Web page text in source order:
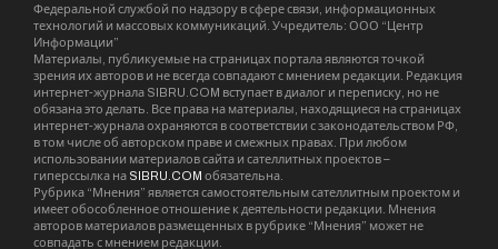
Федеральной службой по надзору в сфере связи, информационных
технологий и массовых коммуникаций. Учредитель: ООО “Центр
Информации”
Материалы, публикуемые на страницах портала являются точкой
зрения их авторов и не всегда совпадают с мнением редакции. Редакция
интернет-журнала SIBRU.COM вступает в диалог и переписку, но не
обязана это делать. Все права на материалы, находящиеся на страницах
интернет-журнала охраняются в соответствии с законодательством РФ,
в том числе об авторском праве и смежных правах. При любом
использовании материалов сайта и сателлитных проектов –
гиперссылка на SIBRU.COM обязательна.
Рубрика “Мнения” является самостоятельным сателлитным проектом и
имеет обособленное отношение к деятельности редакции. Мнения
авторов материалов размещенных в рубрике “Мнения” может не
совпадать с мнением редакции.